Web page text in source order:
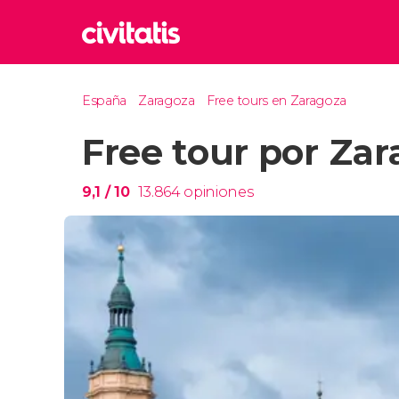
Reino
Turquía
España Zaragoza Free tours en Zaragoza
Free tour por
9,1 / 10 13.864 opiniones